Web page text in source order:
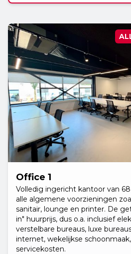
Office 1
Volledig ingericht kantoor van
alle algemene voorzieningen
sanitair, lounge en printer. De
in" huurprijs, dus o.a. inclusief
verstelbare bureaus, luxe
internet, wekelijkse
servicekosten.